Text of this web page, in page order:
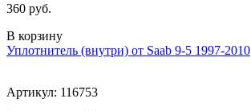
360 руб.
В корзину
Уплотнитель (внутри) от Saab 9-5 1997-2010
Артикул: 116753